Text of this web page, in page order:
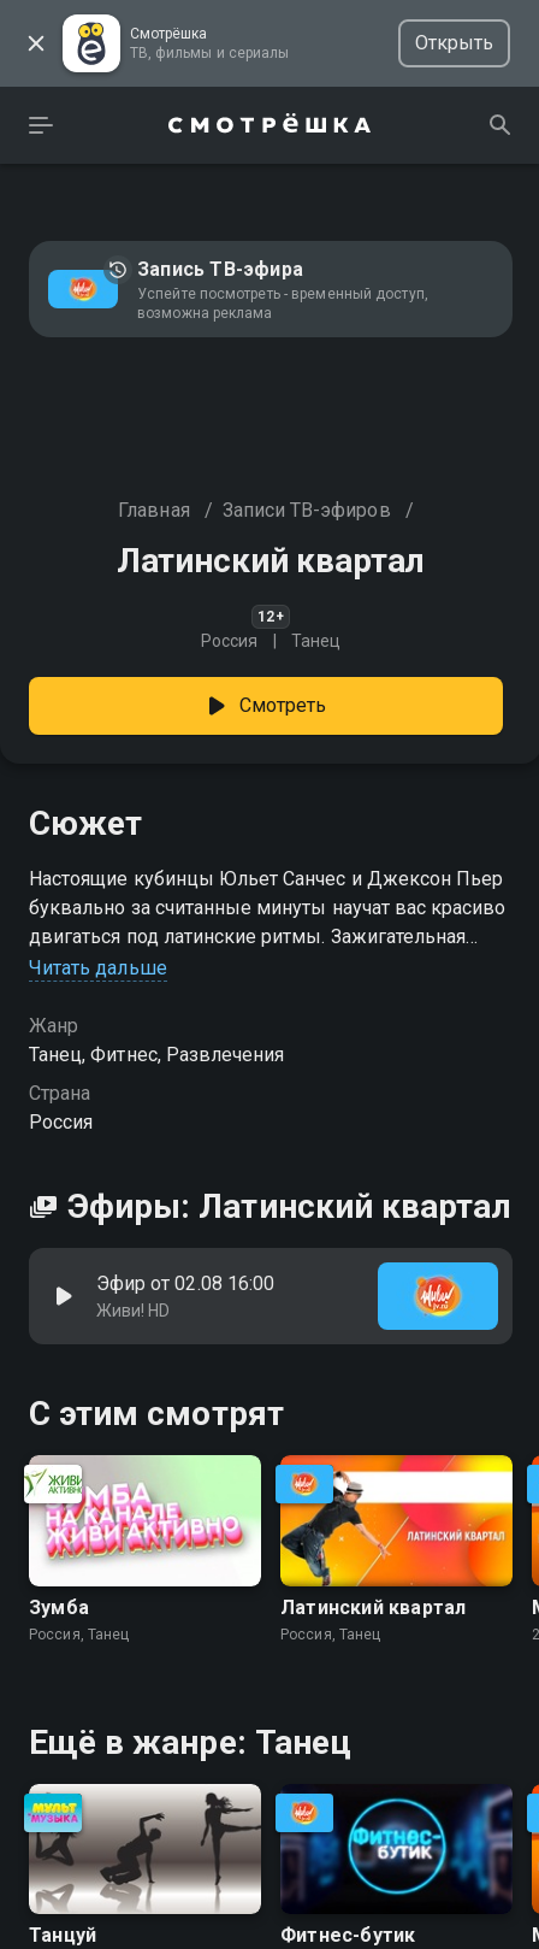
Смотрёшка
ТВ, фильмы и сериалы
Открыть
Запись ТВ-эфира
Успейте посмотреть - временный доступ,
возможна реклама
Главная / Записи ТВ-эфиров /
Латинский квартал
12+
Россия Танец
Смотреть
Сюжет
Настоящие кубинцы Юльет Санчес и Джексон Пьер
буквально за считанные минуты научат вас красиво
двигаться под латинские ритмы. Зажигательная
музыка и лучезарные ведущие никого не оставят
Читать дальше
Жанр
Танец, Фитнес, Развлечения
Страна
Россия
Эфиры: Латинский квартал
Эфир от 02.08 16:00
Живи! HD
С этим смотрят
Зумба
Россия, Танец
Латинский квартал
Россия, Танец
Ещё в жанре: Танец
Танцуй Фитнес-бутик